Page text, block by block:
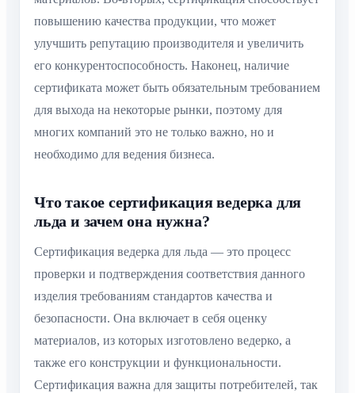
повышению качества продукции, что может
улучшить репутацию производителя и увеличить
его конкурентоспособность. Наконец, наличие
сертификата может быть обязательным требованием
для выхода на некоторые рынки, поэтому для
многих компаний это не только важно, но и
необходимо для ведения бизнеса.
Что такое сертификация ведерка для
льда и зачем она нужна?
Сертификация ведерка для льда — это процесс
проверки и подтверждения соответствия данного
изделия требованиям стандартов качества и
безопасности. Она включает в себя оценку
материалов, из которых изготовлено ведерко, а
также его конструкции и функциональности.
Сертификация важна для защиты потребителей, так